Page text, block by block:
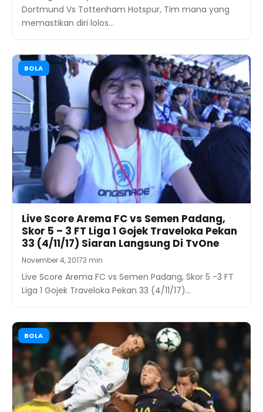
Dortmund Vs Tottenham Hotspur, Tim mana yang
memastikan diri lolos…
BOLA
Live Score Arema FC vs Semen Padang,
Skor 5 – 3 FT Liga 1 Gojek Traveloka Pekan
33 (4/11/17) Siaran Langsung Di TvOne
November 4, 20173 min
Live Score Arema FC vs Semen Padang, Skor 5 -3 FT
Liga 1 Gojek Traveloka Pekan 33 (4/11/17)…
BOLA